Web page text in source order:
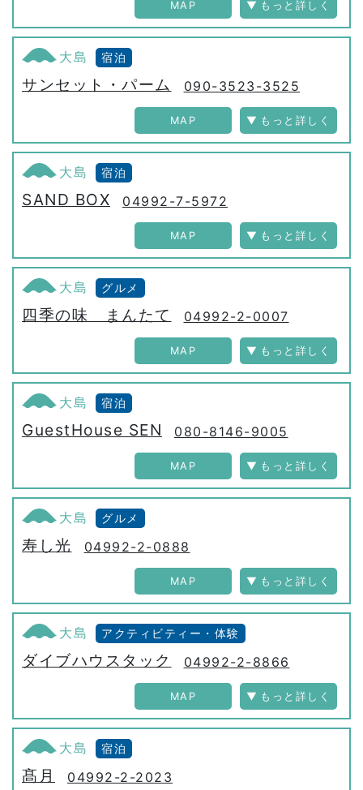
MAP
大島 宿泊
サンセット・パーム 090-3523-3525
MAP
大島 宿泊
SAND BOX 04992-7-5972
MAP
大島 グルメ
四季の味 まんたて 04992-2-0007
MAP
大島 宿泊
GuestHouse SEN 080-8146-9005
MAP
大島 グルメ
寿し光 04992-2-0888
MAP
大島 アクティビティー・体験
ダイブハウスタック 04992-2-8866
MAP
大島 宿泊
髙月 04992-2-2023